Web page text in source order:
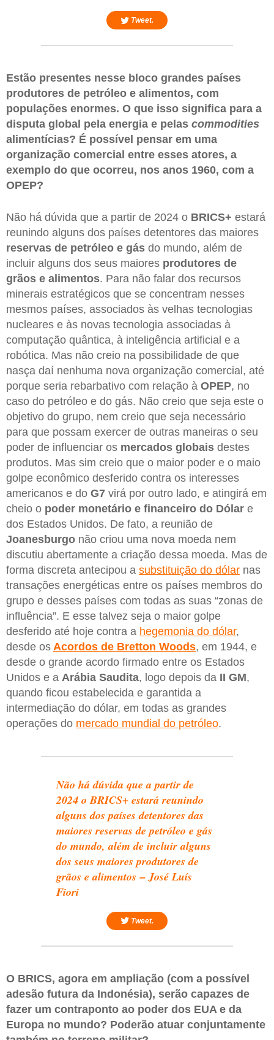
Tweet.
Estão presentes nesse bloco grandes países
produtores de petróleo e alimentos, com
populações enormes. O que isso significa para a
disputa global pela energia e pelas commodities
alimentícias? É possível pensar em uma
organização comercial entre esses atores, a
exemplo do que ocorreu, nos anos 1960, com a
OPEP?
Não há dúvida que a partir de 2024 o BRICS+ estará
reunindo alguns dos países detentores das maiores
reservas de petróleo e gás do mundo, além de
incluir alguns dos seus maiores produtores de
grãos e alimentos. Para não falar dos recursos
minerais estratégicos que se concentram nesses
mesmos países, associados às velhas tecnologias
nucleares e às novas tecnologia associadas à
computação quântica, à inteligência artificial e a
robótica. Mas não creio na possibilidade de que
nasça daí nenhuma nova organização comercial, até
porque seria rebarbativo com relação à OPEP, no
caso do petróleo e do gás. Não creio que seja este o
objetivo do grupo, nem creio que seja necessário
para que possam exercer de outras maneiras o seu
poder de influenciar os mercados globais destes
produtos. Mas sim creio que o maior poder e o maio
golpe econômico desferido contra os interesses
americanos e do G7 virá por outro lado, e atingirá em
cheio o poder monetário e financeiro do Dólar e
dos Estados Unidos. De fato, a reunião de
Joanesburgo não criou uma nova moeda nem
discutiu abertamente a criação dessa moeda. Mas de
forma discreta antecipou a substituição do dólar nas
transações energéticas entre os países membros do
grupo e desses países com todas as suas “zonas de
influência”. E esse talvez seja o maior golpe
desferido até hoje contra a hegemonia do dólar,
desde os Acordos de Bretton Woods, em 1944, e
desde o grande acordo firmado entre os Estados
Unidos e a Arábia Saudita, logo depois da II GM,
quando ficou estabelecida e garantida a
intermediação do dólar, em todas as grandes
operações do mercado mundial do petróleo.
Não há dúvida que a partir de
2024 o BRICS+ estará reunindo
alguns dos países detentores das
maiores reservas de petróleo e gás
do mundo, além de incluir alguns
dos seus maiores produtores de
grãos e alimentos – José Luís
Fiori
Tweet.
O BRICS, agora em ampliação (com a possível
adesão futura da Indonésia), serão capazes de
fazer um contraponto ao poder dos EUA e da
Europa no mundo? Poderão atuar conjuntamente